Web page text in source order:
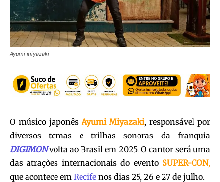
Ayumi miyazaki
O músico japonês Ayumi Miyazaki, responsável por
diversos temas e trilhas sonoras da franquia
DIGIMON volta ao Brasil em 2025. O cantor será uma
das atrações internacionais do evento SUPER-CON,
que acontece em Recife nos dias 25, 26 e 27 de julho.